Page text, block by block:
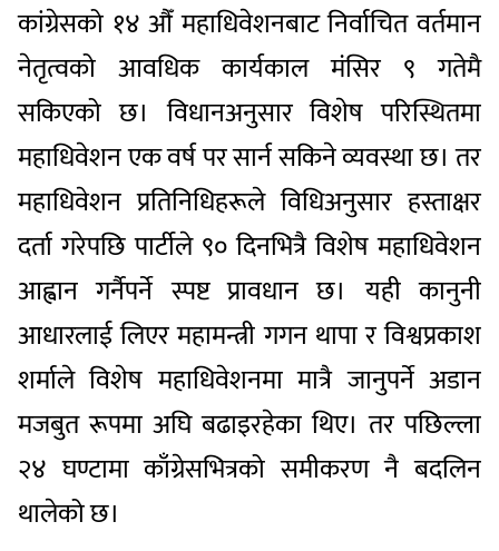
कांग्रेसको १४ औँ महाधिवेशनबाट निर्वाचित वर्तमान
नेतृत्वको आवधिक कार्यकाल मंसिर ९ गतेमै
सकिएको छ। विधानअनुसार विशेष परिस्थितमा
महाधिवेशन एक वर्ष पर सार्न सकिने व्यवस्था छ। तर
महाधिवेशन प्रतिनिधिहरूले विधिअनुसार हस्ताक्षर
दर्ता गरेपछि पार्टीले ९० दिनभित्रै विशेष महाधिवेशन
आह्वान गर्नैपर्ने स्पष्ट प्रावधान छ। यही कानुनी
आधारलाई लिएर महामन्त्री गगन थापा र विश्वप्रकाश
शर्माले विशेष महाधिवेशनमा मात्रै जानुपर्ने अडान
मजबुत रूपमा अघि बढाइरहेका थिए। तर पछिल्ला
२४ घण्टामा काँग्रेसभित्रको समीकरण नै बदलिन
थालेको छ।